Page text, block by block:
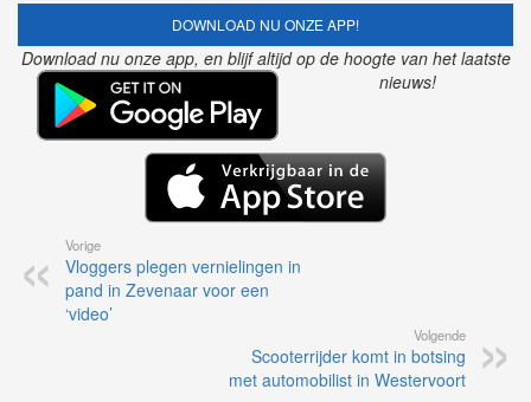
DOWNLOAD NU ONZE APP!
Download nu onze app, en blijf altijd op de hoogte van het laatste
nieuws!
Vorige
Vloggers plegen vernielingen in
pand in Zevenaar voor een
‘video’
Volgende
Scooterrijder komt in botsing
met automobilist in Westervoort